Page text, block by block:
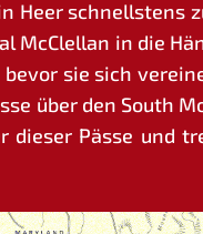
Heer schnells­tens
McClel­lan in die
sie sich
über den South
die­ser Päs­se und